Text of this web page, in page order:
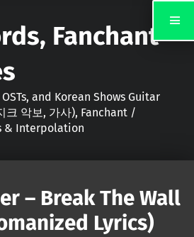
Fanchant
and Korean Shows Guitar
크 악보, 가사), Fanchant /
& Interpolation
– Break The Wall
Lyrics)